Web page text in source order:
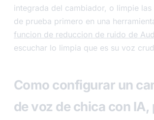
integrada del cambiador, o limpie
de prueba primero en una
funcion de reduccion de ruido de
escuchar lo limpia que es su voz
Como configurar un
de voz de chica con IA,